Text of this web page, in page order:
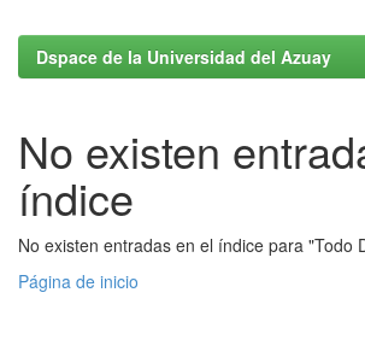
Dspace de la Universidad del Azuay
No existen
índice
No existen entradas en el índice para "Todo
Página de inicio